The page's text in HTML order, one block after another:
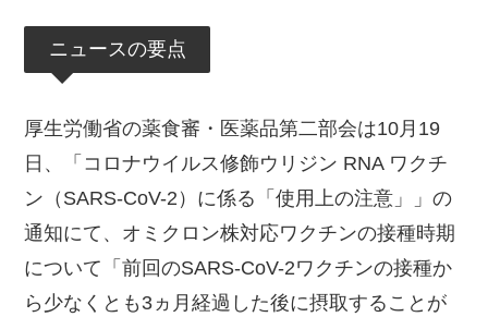
ニュースの要点
厚生労働省の薬食審・医薬品第二部会は10月19
日、「コロナウイルス修飾ウリジン RNA ワクチ
ン（SARS-CoV-2）に係る「使用上の注意」」の
通知にて、オミクロン株対応ワクチンの接種時期
について「前回のSARS-CoV-2ワクチンの接種か
ら少なくとも3ヵ月経過した後に摂取することが